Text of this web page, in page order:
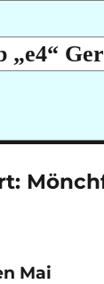
„e4“
Mai